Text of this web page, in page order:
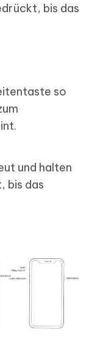
bis das
so
und halten
bis das